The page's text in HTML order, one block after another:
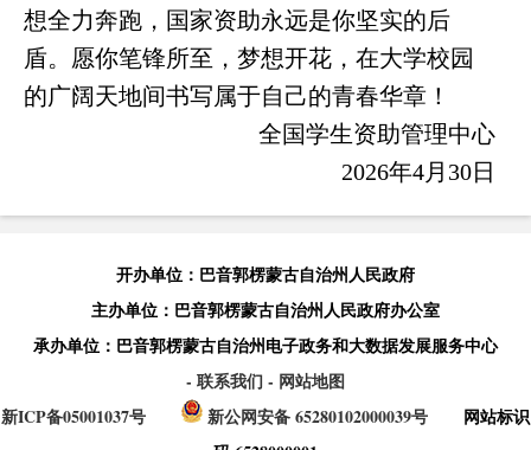
想全力奔跑，国家资助永远是你坚实的后
盾。愿你笔锋所至，梦想开花，在大学校园
的广阔天地间书写属于自己的青春华章！
全国学生资助管理中心
2026年4月30日
开办单位：巴音郭楞蒙古自治州人民政府
主办单位：巴音郭楞蒙古自治州人民政府办公室
承办单位：巴音郭楞蒙古自治州电子政务和大数据发展服务中心
- 联系我们- 网站地图
新ICP备05001037号
新公网安备 65280102000039号
网站标识